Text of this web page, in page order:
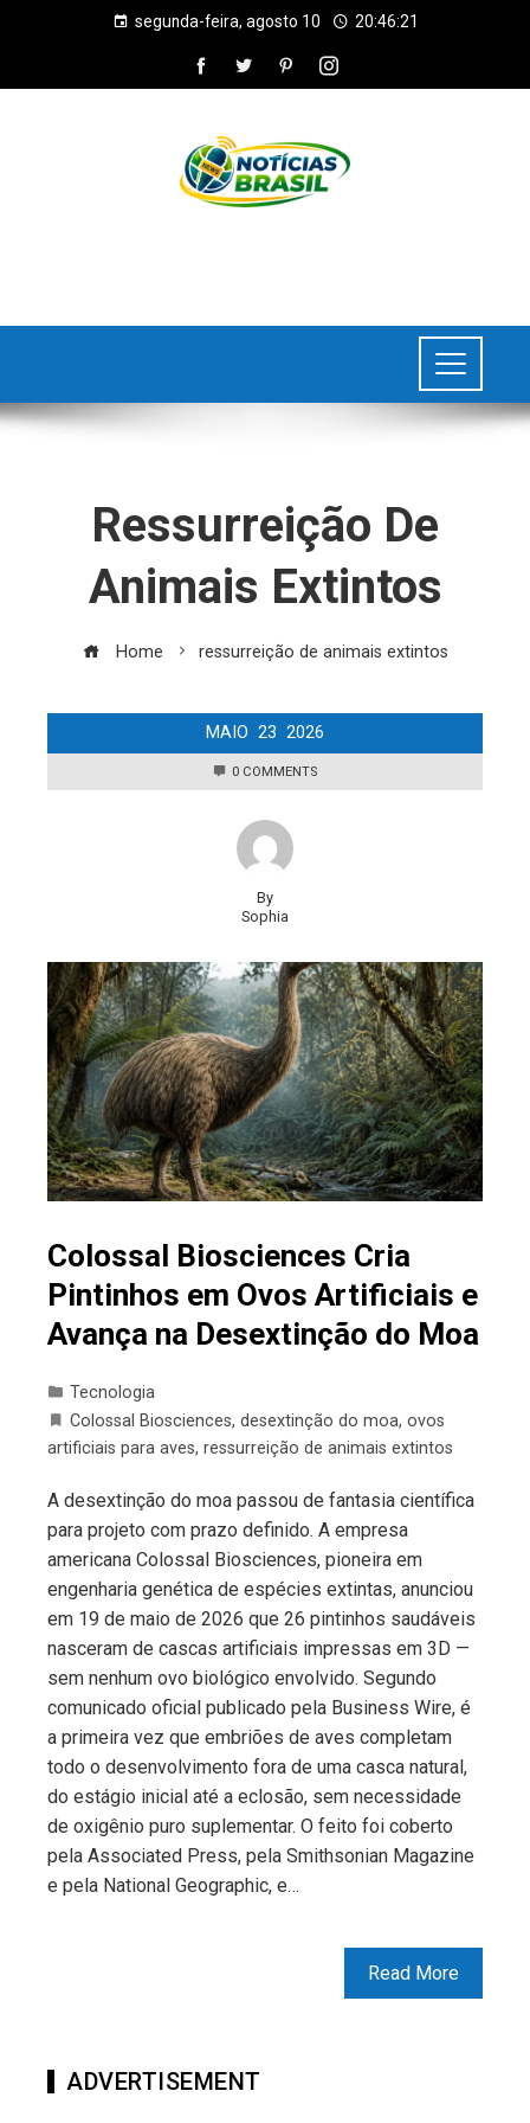
segunda-feira, agosto 10 20:46:21
Ressurreição De
Animais Extintos
Home ressurreição de animais extintos
MAIO 23 2026
0 COMMENTS
By
Sophia
Colossal Biosciences Cria
Pintinhos em Ovos Artificiais e
Avança na Desextinção do Moa
Tecnologia
Colossal Biosciences, desextinção do moa, ovos
artificiais para aves, ressurreição de animais extintos
A desextinção do moa passou de fantasia científica
para projeto com prazo definido. A empresa
americana Colossal Biosciences, pioneira em
engenharia genética de espécies extintas, anunciou
em 19 de maio de 2026 que 26 pintinhos saudáveis
nasceram de cascas artificiais impressas em 3D —
sem nenhum ovo biológico envolvido. Segundo
comunicado oficial publicado pela Business Wire, é
a primeira vez que embriões de aves completam
todo o desenvolvimento fora de uma casca natural,
do estágio inicial até a eclosão, sem necessidade
de oxigênio puro suplementar. O feito foi coberto
pela Associated Press, pela Smithsonian Magazine
e pela National Geographic, e…
Read More
ADVERTISEMENT